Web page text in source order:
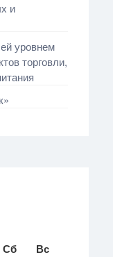
и
уровнем
торговли,
Сб Вс